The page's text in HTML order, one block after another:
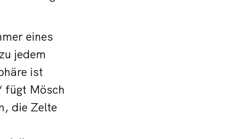
eines
jedem
ist
fügt Mösch
die Zelte